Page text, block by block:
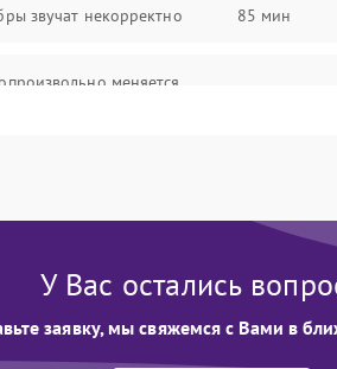
звучат некорректно 85 мин
меняется
У Вас остались
заявку, мы свяжемся с Вами в